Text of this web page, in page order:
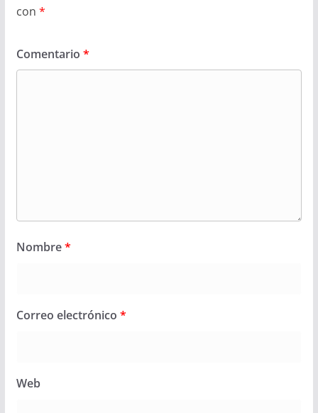
con *
Comentario *
Nombre*
Correo electrónico *
Web